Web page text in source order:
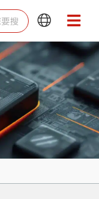
Main
Menu
Main
Menu